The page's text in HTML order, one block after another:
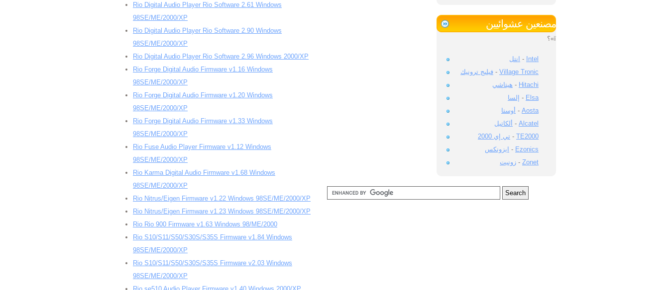
Rio Digital Audio Player Rio Software 2.61 Windows
98SE/ME/2000/XP
Rio Digital Audio Player Rio Software 2.90 Windows
98SE/ME/2000/XP
Rio Digital Audio Player Rio Software 2.96 Windows 2000/XP
Rio Forge Digital Audio Firmware v1.16 Windows
98SE/ME/2000/XP
Rio Forge Digital Audio Firmware v1.20 Windows
98SE/ME/2000/XP
Rio Forge Digital Audio Firmware v1.33 Windows
98SE/ME/2000/XP
Rio Fuse Audio Player Firmware v1.12 Windows
98SE/ME/2000/XP
Rio Karma Digital Audio Firmware v1.68 Windows
98SE/ME/2000/XP
Rio Nitrus/Eigen Firmware v1.22 Windows 98SE/ME/2000/XP
Rio Nitrus/Eigen Firmware v1.23 Windows 98SE/ME/2000/XP
Rio Rio 900 Firmware v1.63 Windows 98/ME/2000
Rio S10/S11/S50/S30S/S35S Firmware v1.84 Windows
98SE/ME/2000/XP
Rio S10/S11/S50/S30S/S35S Firmware v2.03 Windows
98SE/ME/2000/XP
مصنعين عشوائيين
ï»؟
Intel
- انتل
Village Tronic
- فيليج ترونيك
Hitachi
- هيتاشي
Elsa
- إلسا
Aosta
- أوستا
Alcatel
- ألكاتيل
TE2000
- تي إي 2000
Ezonics
- ايزونكس
Zonet
- زونيت